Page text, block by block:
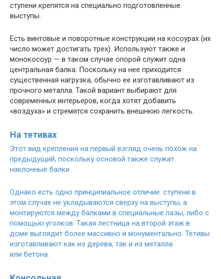
ступени крепятся на специально подготовленные
выступы.
Есть винтовые и поворотные конструкции на косоурах (их
число может достигать трех). Используют также и
монокосоур — в таком случае опорой служит одна
центральная балка. Поскольку на нее приходится
существенная нагрузка, обычно ее изготавливают из
прочного металла. Такой вариант выбирают для
современных интерьеров, когда хотят добавить
«воздуха» и стремятся сохранить внешнюю легкость.
На тетивах
Этот вид крепления на первый взгляд очень похож на
предыдущий, поскольку основой также служат
наклонные балки.
Однако есть одно принципиальное отличие: ступени в
этом случае не укладываются сверху на выступы, а
монтируются между балками в специальные пазы, либо с
помощью уголков. Такая лестница на второй этаж в
доме выглядит более массивно и монументально. Тетивы
изготавливают как из дерева, так и из металла
или бетона.